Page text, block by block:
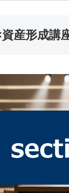
産形成講